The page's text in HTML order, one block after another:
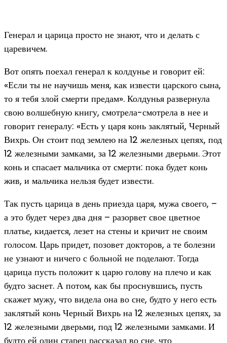
Генерал и царица просто не знают, что и делать с
царевичем.
Вот опять поехал генерал к колдунье и говорит ей:
«Если ты не научишь меня, как извести царского сына,
то я тебя злой смерти предам». Колдунья развернула
свою волшебную книгу, смотрела-смотрела в нее и
говорит генералу: «Есть у царя конь заклятый, Черный
Вихрь. Он стоит под землею на 12 железных цепях, под
12 железными замками, за 12 железными дверьми. Этот
конь и спасает мальчика от смерти: пока будет конь
жив, и мальчика нельзя будет извести.
Так пусть царица в день приезда царя, мужа своего, –
а это будет через два дня – разорвет свое цветное
платье, кидается, лезет на стены и кричит не своим
голосом. Царь придет, позовет докторов, а те болезни
не узнают и ничего с больной не поделают. Тогда
царица пусть положит к царю голову на плечо и как
будто заснет. А потом, как бы проснувшись, пусть
скажет мужу, что видела она во сне, будто у него есть
заклятый конь Черный Вихрь на 12 железных цепях, за
12 железными дверьми, под 12 железными замками. И
будто ей один старец рассказал во сне, что